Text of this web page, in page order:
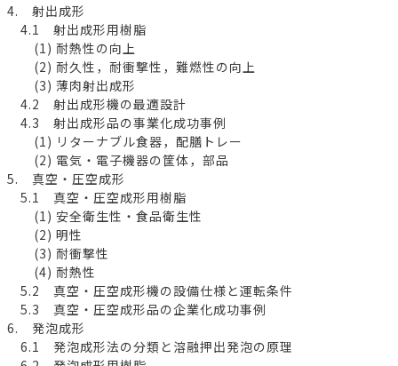
4. 射出成形
4.1 射出成形用樹脂
(1) 耐熱性の向上
(2) 耐久性，耐衝撃性，難燃性の向上
(3) 薄肉射出成形
4.2 射出成形機の最適設計
4.3 射出成形品の事業化成功事例
(1) リターナブル食器，配膳トレー
(2) 電気・電子機器の筐体，部品
5. 真空・圧空成形
5.1 真空・圧空成形用樹脂
(1) 安全衛生性・食品衛生性
(2) 明性
(3) 耐衝撃性
(4) 耐熱性
5.2 真空・圧空成形機の設備仕様と運転条件
5.3 真空・圧空成形品の企業化成功事例
6. 発泡成形
6.1 発泡成形法の分類と溶融押出発泡の原理